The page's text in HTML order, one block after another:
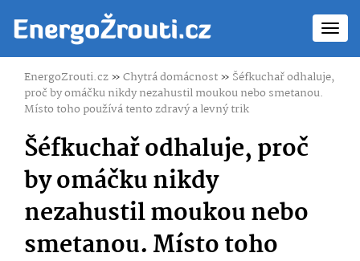
EnergoZrouti.cz»Chytrá domácnost» Šéfkuchař odhaluje,
proč by omáčku nikdy nezahustil moukou nebo smetanou.
Místo toho používá tento zdravý a levný trik
Šéfkuchař odhaluje, proč
by omáčku nikdy
nezahustil moukou nebo
smetanou. Místo toho